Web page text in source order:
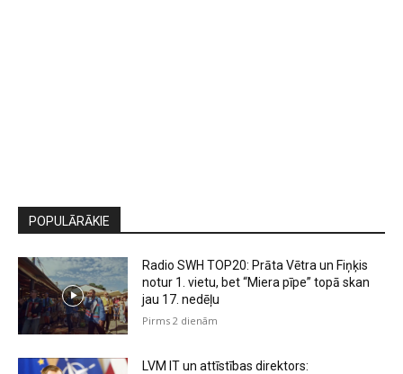
POPULĀRĀKIE
Radio SWH TOP20: Prāta Vētra un Fiņķis
notur 1. vietu, bet “Miera pīpe” topā skan
jau 17. nedēļu
Pirms 2 dienām
LVM IT un attīstības direktors: